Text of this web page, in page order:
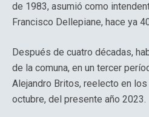
de 1983, asumió como
Francisco Dellepiane, hace ya
Después de cuatro décadas,
de la comuna, en un tercer
Alejandro Britos, reelecto en
octubre, del presente año 2023.